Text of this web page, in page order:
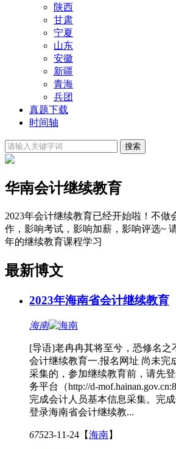
陕西
甘肃
宁夏
山东
安徽
新疆
青海
兵团
真题下载
时间轴
华南会计继续教育
2023年会计继续教育已经开始啦！不做
作，影响考试，影响加薪，影响评选~
年的继续教育课程学习
最新博文
2023年海南省会计继续教育
海南
[导语]老冉冉其将至兮，恐修名之
会计继续教育一.报名网址 尚未完
采集的，参加继续教育前，请先
务平台（http://d-
完成会计人员基本信息采集。完
登录海南省会计继续教...
67523-11-24 【海南】